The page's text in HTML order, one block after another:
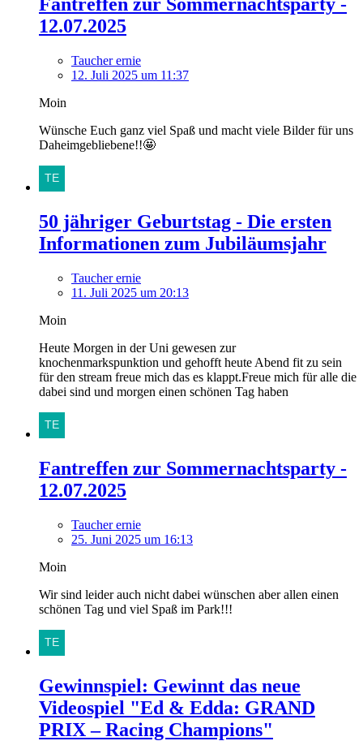
12.07.2025
Taucher ernie
12. Juli 2025 um 11:37
Moin
Wünsche Euch ganz viel Spaß und macht viele Bilder für uns
Daheimgebliebene!!🤩
50 jähriger Geburtstag - Die ersten
Informationen zum Jubiläumsjahr
Taucher ernie
11. Juli 2025 um 20:13
Moin
Heute Morgen in der Uni gewesen zur
knochenmarkspunktion und gehofft heute Abend fit zu sein
für den stream freue mich das es klappt.Freue mich für alle die
dabei sind und morgen einen schönen Tag haben
Fantreffen zur Sommernachtsparty -
12.07.2025
Taucher ernie
25. Juni 2025 um 16:13
Moin
Wir sind leider auch nicht dabei wünschen aber allen einen
schönen Tag und viel Spaß im Park!!!
Gewinnspiel: Gewinnt das neue
Videospiel "Ed & Edda: GRAND
PRIX – Racing Champions"